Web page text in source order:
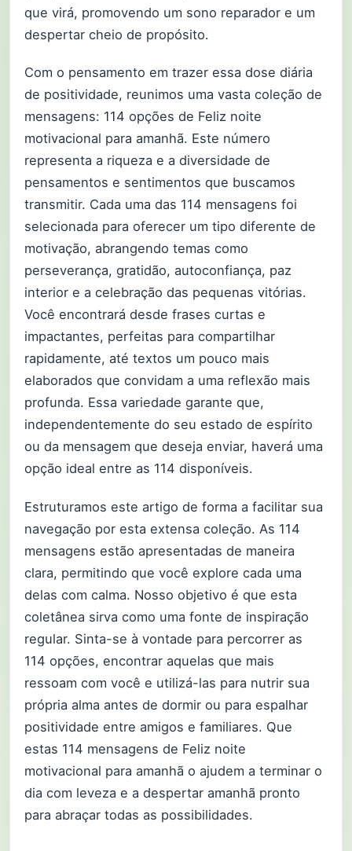
que virá, promovendo um sono reparador e um
despertar cheio de propósito.
Com o pensamento em trazer essa dose diária
de positividade, reunimos uma vasta coleção de
mensagens: 114 opções de Feliz noite
motivacional para amanhã. Este número
representa a riqueza e a diversidade de
pensamentos e sentimentos que buscamos
transmitir. Cada uma das 114 mensagens foi
selecionada para oferecer um tipo diferente de
motivação, abrangendo temas como
perseverança, gratidão, autoconfiança, paz
interior e a celebração das pequenas vitórias.
Você encontrará desde frases curtas e
impactantes, perfeitas para compartilhar
rapidamente, até textos um pouco mais
elaborados que convidam a uma reflexão mais
profunda. Essa variedade garante que,
independentemente do seu estado de espírito
ou da mensagem que deseja enviar, haverá uma
opção ideal entre as 114 disponíveis.
Estruturamos este artigo de forma a facilitar sua
navegação por esta extensa coleção. As 114
mensagens estão apresentadas de maneira
clara, permitindo que você explore cada uma
delas com calma. Nosso objetivo é que esta
coletânea sirva como uma fonte de inspiração
regular. Sinta-se à vontade para percorrer as
114 opções, encontrar aquelas que mais
ressoam com você e utilizá-las para nutrir sua
própria alma antes de dormir ou para espalhar
positividade entre amigos e familiares. Que
estas 114 mensagens de Feliz noite
motivacional para amanhã o ajudem a terminar o
dia com leveza e a despertar amanhã pronto
para abraçar todas as possibilidades.